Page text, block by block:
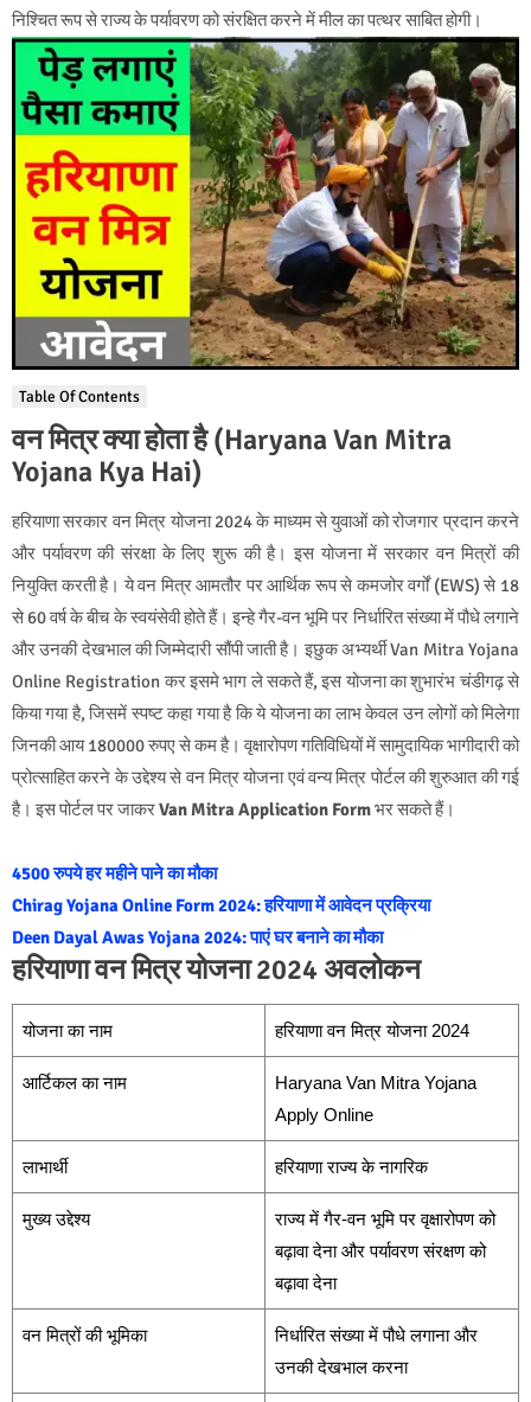
निश्चित रूप से राज्य के पर्यावरण को संरक्षित करने में मील का पत्थर साबित होगी।
Table Of Contents
वन मित्र क्या होता है (Haryana Van Mitra
Yojana Kya Hai)
हरियाणा सरकार वन मित्र योजना 2024 के माध्यम से युवाओं को रोजगार प्रदान करने
और पर्यावरण की संरक्षा के लिए शुरू की है। इस योजना में सरकार वन मित्रों की
नियुक्ति करती है। ये वन मित्र आमतौर पर आर्थिक रूप से कमजोर वर्गों (EWS) से 18
से 60 वर्ष के बीच के स्वयंसेवी होते हैं। इन्हे गैर-वन भूमि पर निर्धारित संख्या में पौधे लगाने
और उनकी देखभाल की जिम्मेदारी सौंपी जाती है। इछुक अभ्यर्थी Van Mitra Yojana
Online Registration कर इसमे भाग ले सकते हैं, इस योजना का शुभारंभ चंडीगढ़ से
किया गया है, जिसमें स्पष्ट कहा गया है कि ये योजना का लाभ केवल उन लोगों को मिलेगा
जिनकी आय 180000 रुपए से कम है। वृक्षारोपण गतिविधियों में सामुदायिक भागीदारी को
प्रोत्साहित करने के उद्देश्य से वन मित्र योजना एवं वन्य मित्र पोर्टल की शुरुआत की गई
है। इस पोर्टल पर जाकरVan Mitra Application Formभर सकते हैं।
4500 रुपये हर महीने पाने का मौका
Chirag Yojana Online Form 2024: हरियाणा में आवेदन प्रक्रिया
Deen Dayal Awas Yojana 2024: पाएं घर बनाने का मौका
हरियाणा वन मित्र योजना 2024 अवलोकन
योजना का नाम हरियाणा वन मित्र योजना 2024
आर्टिकल का नाम
Haryana Van Mitra Yojana
Apply Online
लाभार्थी हरियाणा राज्य के नागरिक
मुख्य उद्देश्य
राज्य में गैर-वन भूमि पर वृक्षारोपण को
बढ़ावा देना और पर्यावरण संरक्षण को
बढ़ावा देना
वन मित्रों की भूमिका
निर्धारित संख्या में पौधे लगाना और
उनकी देखभाल करना